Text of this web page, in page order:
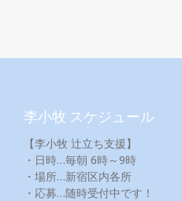
李小牧 スケジュール
【李小牧 辻立ち支援】
・日時…毎朝 6時～9時
・場所…新宿区内各所
・応募…随時受付中です！